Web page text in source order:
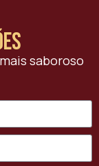
saboroso